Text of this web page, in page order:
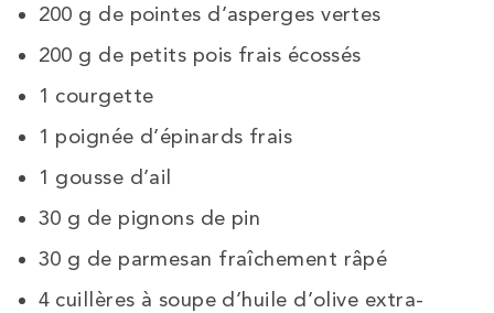
200 g de pointes d’asperges vertes
200 g de petits pois frais écossés
1 courgette
1 poignée d’épinards frais
1 gousse d’ail
30 g de pignons de pin
30 g de parmesan fraîchement râpé
4 cuillères à soupe d’huile d’olive extra-